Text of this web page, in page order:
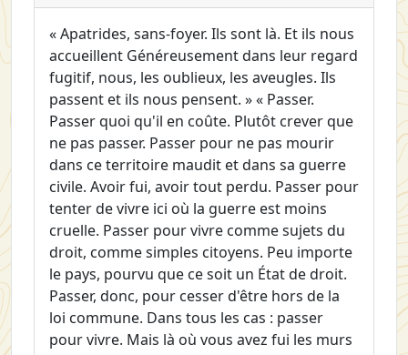
« Apatrides, sans-foyer. Ils sont là. Et ils nous
accueillent Généreusement dans leur regard
fugitif, nous, les oublieux, les aveugles. Ils
passent et ils nous pensent. » « Passer.
Passer quoi qu'il en coûte. Plutôt crever que
ne pas passer. Passer pour ne pas mourir
dans ce territoire maudit et dans sa guerre
civile. Avoir fui, avoir tout perdu. Passer pour
tenter de vivre ici où la guerre est moins
cruelle. Passer pour vivre comme sujets du
droit, comme simples citoyens. Peu importe
le pays, pourvu que ce soit un État de droit.
Passer, donc, pour cesser d'être hors de la
loi commune. Dans tous les cas : passer
pour vivre. Mais là où vous avez fui les murs